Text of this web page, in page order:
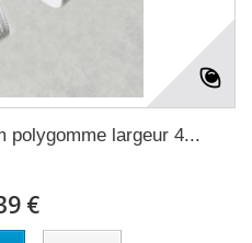
polygomme largeur 4...
€